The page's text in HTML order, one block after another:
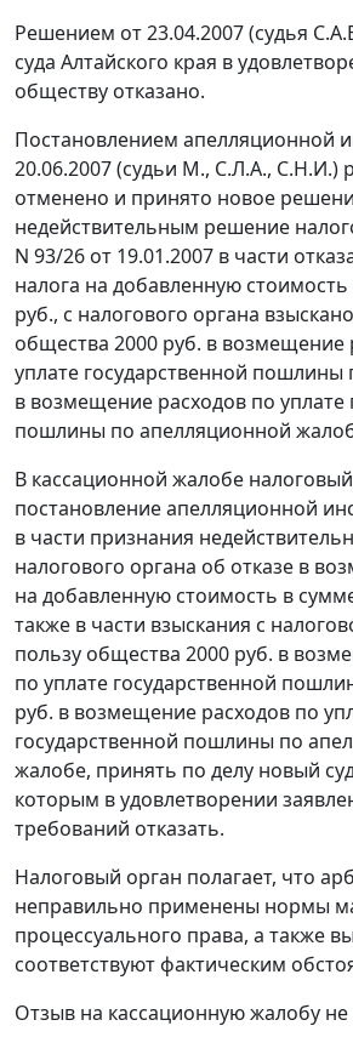
Решением от 23.04.2007 (судья
суда Алтайского края в
обществу отказано.
Постановлением апелляционной
20.06.2007 (судьи М., С.Л.А., С.Н.И.)
отменено и принято новое
недействительным решение
N 93/26 от 19.01.2007 в части
налога на добавленную
руб., с налогового органа
общества 2000 руб. в возмещение
уплате государственной пошлины
в возмещение расходов по уплате
пошлины по апелляционной
В кассационной жалобе
постановление апелляционной
в части признания
налогового органа об отказе в
на добавленную стоимость в
также в части взыскания с
пользу общества 2000 руб. в
по уплате государственной
руб. в возмещение расходов по
государственной пошлины по
жалобе, принять по делу новый
которым в удовлетворении
требований отказать.
Налоговый орган полагает, что
неправильно применены нормы
процессуального права, а также
соответствуют фактическим
Отзыв на кассационную жалобу не